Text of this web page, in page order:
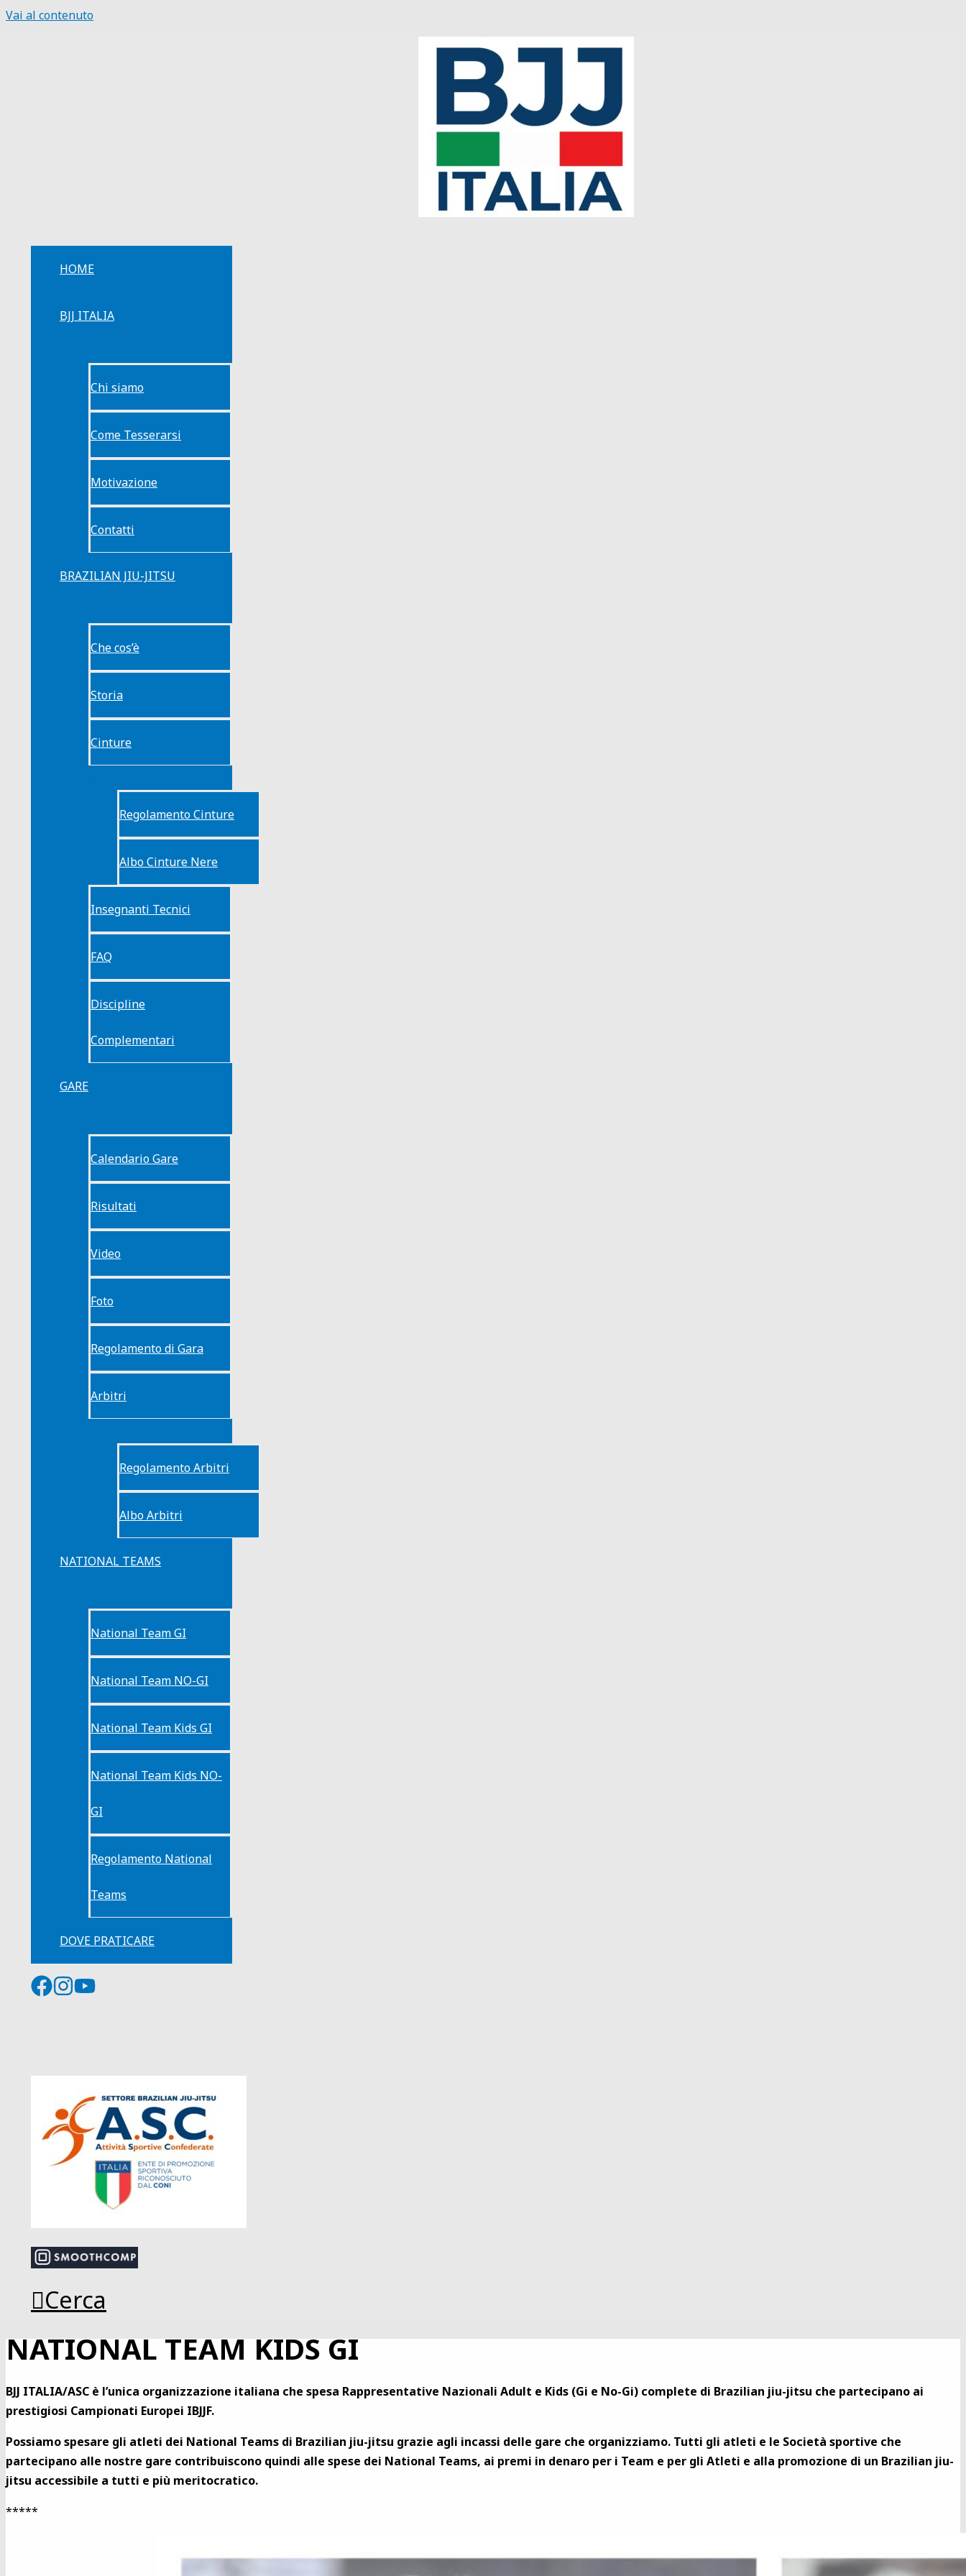
Vai al contenuto
HOME
BJJ ITALIA
Chi siamo
Come Tesserarsi
Motivazione
Contatti
BRAZILIAN JIU-JITSU
Che cos’è
Storia
Cinture
Regolamento Cinture
Albo Cinture Nere
Insegnanti Tecnici
FAQ
Discipline
Complementari
GARE
Calendario Gare
Risultati
Video
Foto
Regolamento di Gara
Arbitri
Regolamento Arbitri
Albo Arbitri
NATIONAL TEAMS
National Team GI
National Team NO-GI
National Team Kids GI
National Team Kids NO-
GI
Regolamento National
Teams
DOVE PRATICARE
Cerca
NATIONAL TEAM KIDS GI
BJJ ITALIA/ASC è l’unica organizzazione italiana che spesa Rappresentative Nazionali Adult e Kids (Gi e No-Gi) complete di Brazilian jiu-jitsu che partecipano ai
prestigiosi Campionati Europei IBJJF.
Possiamo spesare gli atleti dei National Teams di Brazilian jiu-jitsu grazie agli incassi delle gare che organizziamo. Tutti gli atleti e le Società sportive che
partecipano alle nostre gare contribuiscono quindi alle spese dei National Teams, ai premi in denaro per i Team e per gli Atleti e alla promozione di un Brazilian jiu-
jitsu accessibile a tutti e più meritocratico.
*****